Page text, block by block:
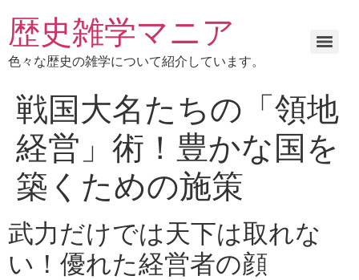
歴史雑学マニア
色々な歴史の雑学について紹介しています。
戦国大名たちの「領地
経営」術！豊かな国を
築くための施策
武力だけでは天下は取れな
い！優れた経営者の顔